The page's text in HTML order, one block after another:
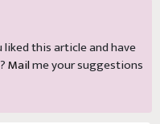
liked this article and have
Mailme your suggestions